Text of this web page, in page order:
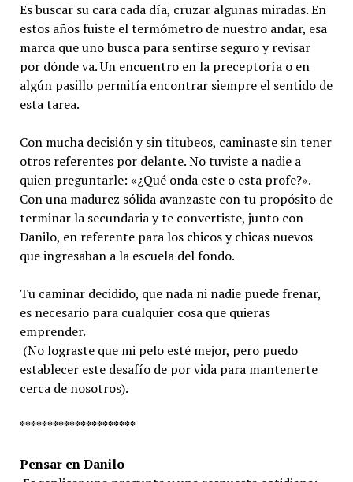
Es buscar su cara cada día, cruzar algunas miradas. En
estos años fuiste el termómetro de nuestro andar, esa
marca que uno busca para sentirse seguro y revisar
por dónde va. Un encuentro en la preceptoría o en
algún pasillo permitía encontrar siempre el sentido de
esta tarea.
Con mucha decisión y sin titubeos, caminaste sin tener
otros referentes por delante. No tuviste a nadie a
quien preguntarle: «¿Qué onda este o esta profe?».
Con una madurez sólida avanzaste con tu propósito de
terminar la secundaria y te convertiste, junto con
Danilo, en referente para los chicos y chicas nuevos
que ingresaban a la escuela del fondo.
Tu caminar decidido, que nada ni nadie puede frenar,
es necesario para cualquier cosa que quieras
emprender.
(No lograste que mi pelo esté mejor, pero puedo
establecer este desafío de por vida para mantenerte
cerca de nosotros).
*********************
Pensar en Danilo